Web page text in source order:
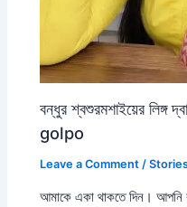
বন্ধুর শ্বশুরমশাইয়ের
golpo
Leave a Comment /
আমাকে একা থাকতে দিন।